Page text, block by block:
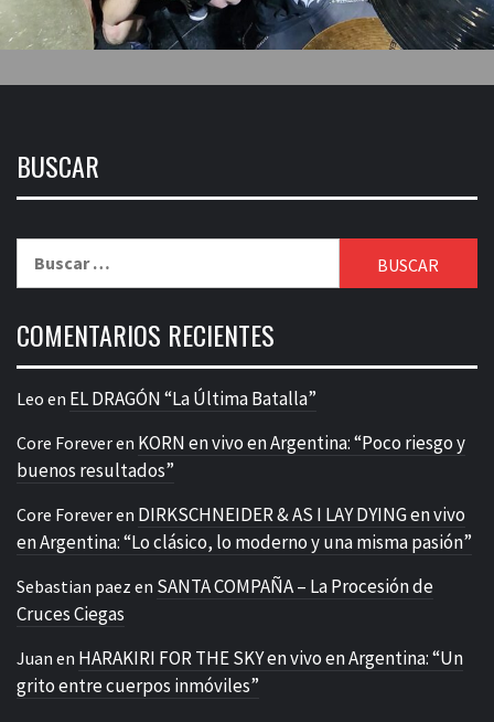
BUSCAR
COMENTARIOS RECIENTES
Leo en EL DRAGÓN “La Última Batalla”
Core Foreveren KORN en vivo en Argentina: “Poco riesgo y
buenos resultados”
Core Foreveren DIRKSCHNEIDER & AS I LAY DYING en vivo
en Argentina: “Lo clásico, lo moderno y una misma pasión”
Sebastian paez en SANTA COMPAÑA – La Procesión de
Cruces Ciegas
Juan en HARAKIRI FOR THE SKY en vivo en Argentina: “Un
grito entre cuerpos inmóviles”